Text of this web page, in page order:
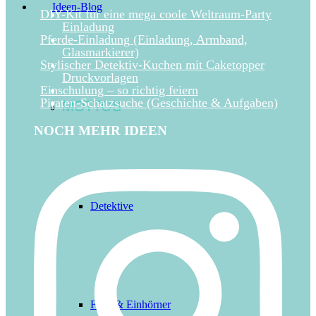
Ideen-Blog
MOTTOS
Detektive
Feen & Einhörner
DIY-Kit für eine mega coole Weltraum-Party
Einladung
Pferde-Einladung (Einladung, Armband,
Glasmarkierer)
Stylischer Detektiv-Kuchen mit Caketopper
Druckvorlagen
Einschulung – so richtig feiern
Piraten-Schatzsuche (Geschichte & Aufgaben)
NOCH MEHR IDEEN